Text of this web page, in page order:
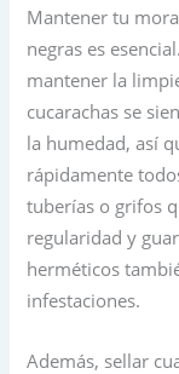
Mantener tu
negras es
mantener la
cucarachas se
la humedad, así
rápidamente
tuberías o grifos
regularidad y
herméticos
infestaciones.
Además, sellar